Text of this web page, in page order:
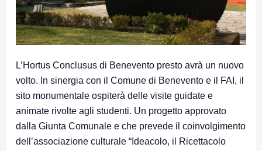
L’Hortus Conclusus di Benevento presto avrà un nuovo
volto. In sinergia con il Comune di Benevento e il FAI, il
sito monumentale ospiterà delle visite guidate e
animate rivolte agli studenti. Un progetto approvato
dalla Giunta Comunale e che prevede il coinvolgimento
dell’associazione culturale “Ideacolo, il Ricettacolo